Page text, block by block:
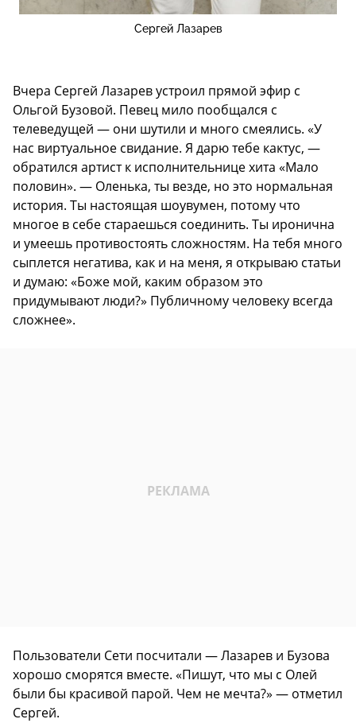
Сергей Лазарев
Вчера Сергей Лазарев устроил прямой эфир с
Ольгой Бузовой. Певец мило пообщался с
телеведущей — они шутили и много смеялись. «У
нас виртуальное свидание. Я дарю тебе кактус, —
обратился артист к исполнительнице хита «Мало
половин». — Оленька, ты везде, но это нормальная
история. Ты настоящая шоувумен, потому что
многое в себе стараешься соединить. Ты иронична
и умеешь противостоять сложностям. На тебя много
сыплется негатива, как и на меня, я открываю статьи
и думаю: «Боже мой, каким образом это
придумывают люди?» Публичному человеку всегда
сложнее».
Пользователи Сети посчитали — Лазарев и Бузова
хорошо сморятся вместе. «Пишут, что мы с Олей
были бы красивой парой. Чем не мечта?» — отметил
Сергей.